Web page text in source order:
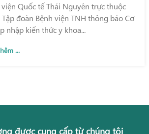
viện Quốc tế Thái Nguyên trực thuộc
Tập đoàn Bệnh viện TNH thông báo Cơ
nhập kiến thức y khoa...
...
được cung cấp từ chúng tôi